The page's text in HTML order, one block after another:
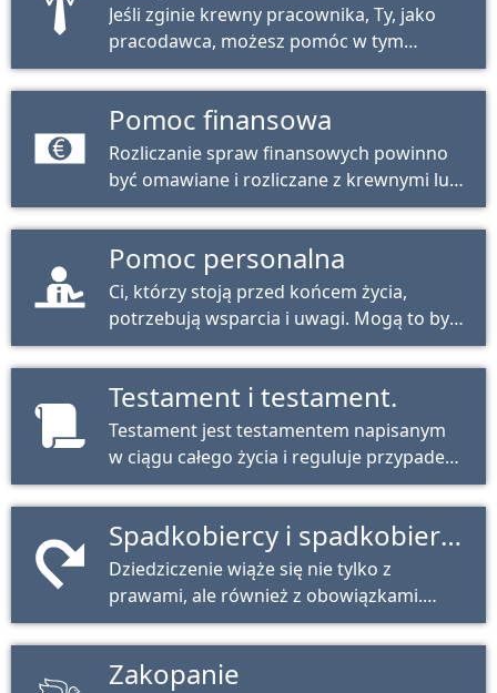
Jeśli zginie krewny pracownika, Ty, jako
pracodawca, możesz pomóc w tym
trudnym procesie.
Pomoc finansowa
Rozliczanie spraw finansowych powinno
być omawiane i rozliczane z krewnymi lub
powiernikami w trakcie ich życia.
Pomoc personalna
Ci, którzy stoją przed końcem życia,
potrzebują wsparcia i uwagi. Mogą to być
członkowie rodziny lub inne osoby.
Testament i testament.
Testament jest testamentem napisanym
w ciągu całego życia i reguluje przypadek
dziedziczenia. Podpis odręczny jest ważny
dla jego ważności.
Spadkobiercy i spadkobiercy
Dziedziczenie wiąże się nie tylko z
prawami, ale również z obowiązkami.
Możesz i musisz dowiedzieć się, co
możesz zrobić jako spadkobierca tutaj.
Zakopanie